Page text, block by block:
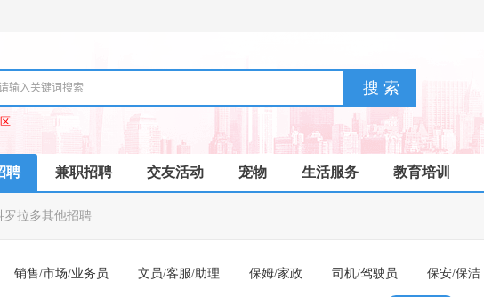
聘 兼职招聘 交友活动 宠物 生活服务 教育培训
罗拉多其他招聘
销售/市场/业务员 文员/客服/助理 保姆/家政 司机/驾驶员 保安/保洁